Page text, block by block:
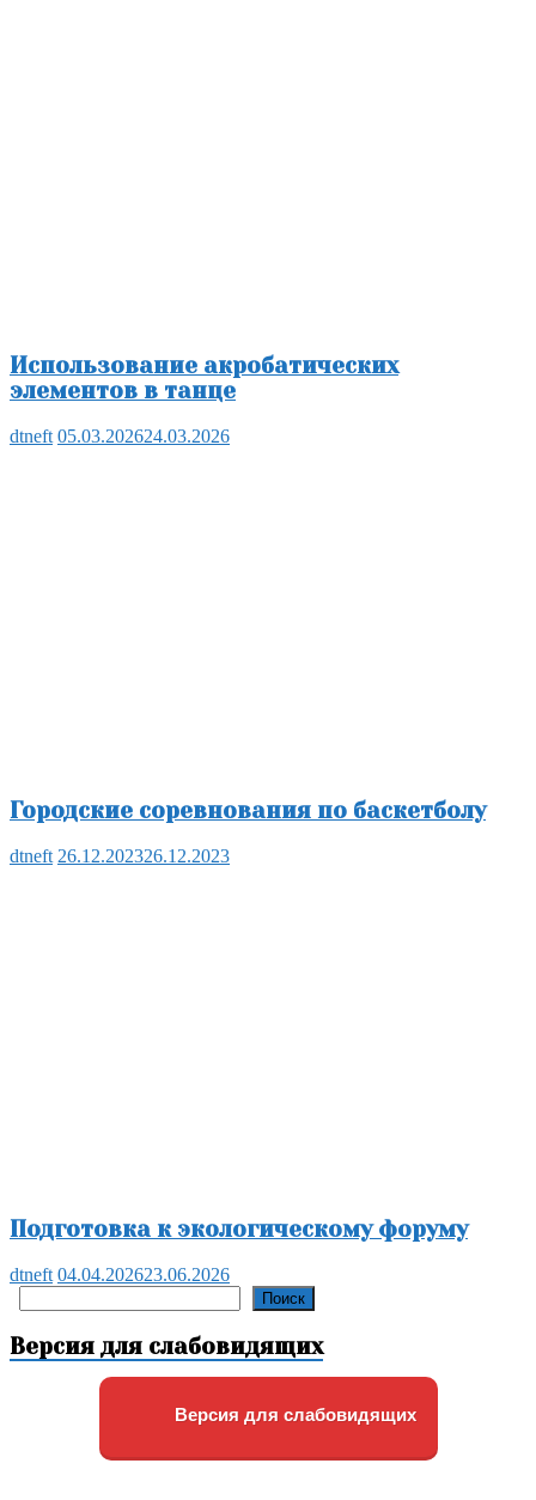
Использование акробатических
элементов в танце
dtneft 05.03.202624.03.2026
Городские соревнования по баскетболу
dtneft 26.12.202326.12.2023
Подготовка к экологическому форуму
dtneft 04.04.202623.06.2026
Поиск
Версия для слабовидящих
Версия для слабовидящих